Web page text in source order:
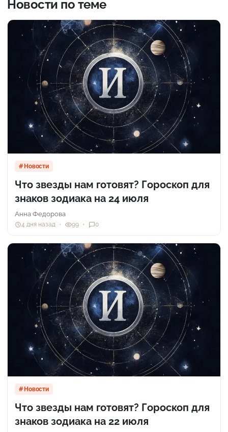
Новости по теме
Новости
Что звезды нам готовят? Гороскоп для
знаков зодиака на 24 июля
Анна Федорова
4 дня назад 99 0
Новости
Что звезды нам готовят? Гороскоп для
знаков зодиака на 22 июля